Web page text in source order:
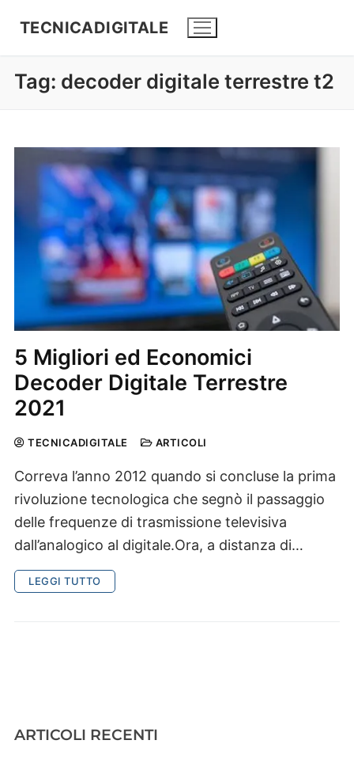
TECNICADIGITALE
Tag: decoder digitale terrestre t2
5 Migliori ed Economici
Decoder Digitale Terrestre
2021
TECNICADIGITALE ARTICOLI
Correva l’anno 2012 quando si concluse la prima
rivoluzione tecnologica che segnò il passaggio
delle frequenze di trasmissione televisiva
dall’analogico al digitale.Ora, a distanza di…
LEGGI TUTTO
ARTICOLI RECENTI